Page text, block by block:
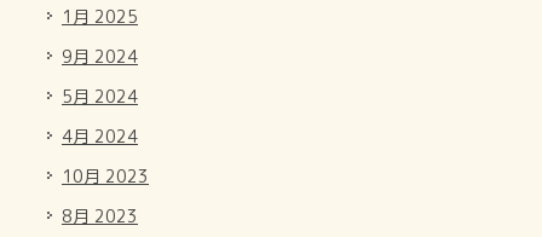
1月 2025
9月 2024
5月 2024
4月 2024
10月 2023
8月 2023